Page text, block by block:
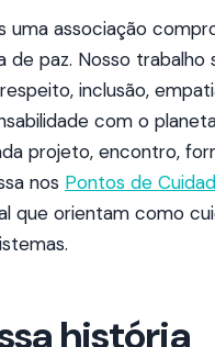
uma associação
de paz. Nosso
inclusão,
com o
projeto, encontro,
nos Pontos de
que orientam como
história